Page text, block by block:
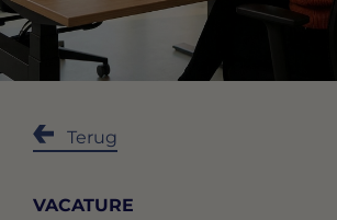
Terug
VACATURE